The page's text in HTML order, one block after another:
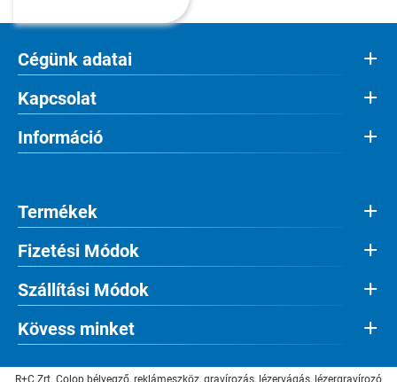
Cégünk adatai
Kapcsolat
Információ
Termékek
Fizetési Módok
Szállítási Módok
Kövess minket
R+C Zrt. Colop bélyegző, reklámeszköz, gravírozás, lézervágás, lézergravírozó